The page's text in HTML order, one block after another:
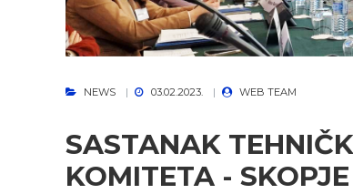
NEWS 03.02.2023. WEB TEAM
SASTANAK
KOMITETA -